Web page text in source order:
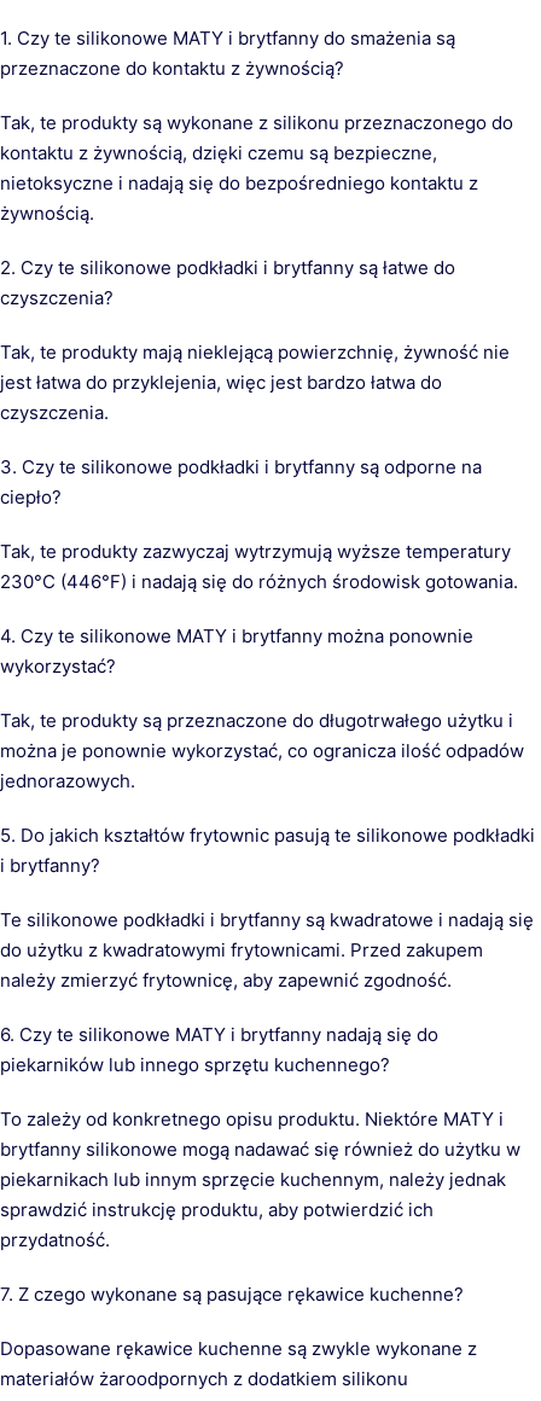
1. Czy te silikonowe MATY i brytfanny do smażenia są
przeznaczone do kontaktu z żywnością?
Tak, te produkty są wykonane z silikonu przeznaczonego do
kontaktu z żywnością, dzięki czemu są bezpieczne,
nietoksyczne i nadają się do bezpośredniego kontaktu z
żywnością.
2. Czy te silikonowe podkładki i brytfanny są łatwe do
czyszczenia?
Tak, te produkty mają nieklejącą powierzchnię, żywność nie
jest łatwa do przyklejenia, więc jest bardzo łatwa do
czyszczenia.
3. Czy te silikonowe podkładki i brytfanny są odporne na
ciepło?
Tak, te produkty zazwyczaj wytrzymują wyższe temperatury
230°C (446°F) i nadają się do różnych środowisk gotowania.
4. Czy te silikonowe MATY i brytfanny można ponownie
wykorzystać?
Tak, te produkty są przeznaczone do długotrwałego użytku i
można je ponownie wykorzystać, co ogranicza ilość odpadów
jednorazowych.
5. Do jakich kształtów frytownic pasują te silikonowe podkładki
i brytfanny?
Te silikonowe podkładki i brytfanny są kwadratowe i nadają się
do użytku z kwadratowymi frytownicami. Przed zakupem
należy zmierzyć frytownicę, aby zapewnić zgodność.
6. Czy te silikonowe MATY i brytfanny nadają się do
piekarników lub innego sprzętu kuchennego?
To zależy od konkretnego opisu produktu. Niektóre MATY i
brytfanny silikonowe mogą nadawać się również do użytku w
piekarnikach lub innym sprzęcie kuchennym, należy jednak
sprawdzić instrukcję produktu, aby potwierdzić ich
przydatność.
7. Z czego wykonane są pasujące rękawice kuchenne?
Dopasowane rękawice kuchenne są zwykle wykonane z
materiałów żaroodpornych z dodatkiem silikonu